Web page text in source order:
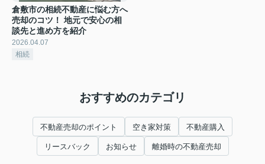
倉敷市の相続不動産に悩む方へ
売却のコツ！ 地元で安心の相
談先と進め方を紹介
2026.04.07
相続
おすすめのカテゴリ
不動産売却のポイント 空き家対策 不動産購入
リースバック お知らせ 離婚時の不動産売却